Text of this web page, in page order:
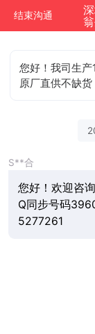
结束沟通
您好！我司生产
原厂直供不缺
S**合
您好！欢迎咨
Q同步号码
5277261